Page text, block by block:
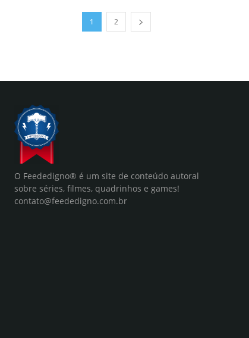
1 2
O Feededigno® é um site de conteúdo autoral
sobre séries, filmes, quadrinhos e games!
contato@feededigno.com.br